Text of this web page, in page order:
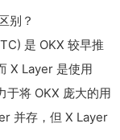
别？
是 OKX 较早推
X Layer 是使用
于将 OKX 庞大的用
并存，但 X Layer